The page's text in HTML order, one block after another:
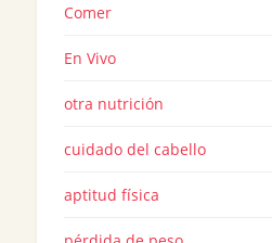
Comer
En Vivo
otra nutrición
cuidado del cabello
aptitud física